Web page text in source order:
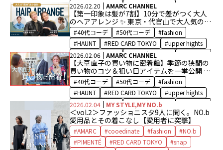
アッパーハイツ
コーディネート
スタイリスト
デニム
デニムスタイル
デニムパンツ
ファッション
レッドカード トーキョー
2026.02.20 AMARC CHANNEL
【第一印象は髪が7割】10分で差がつく大人
のヘアアレンジ ✨ 東京・代官山で大人気のヘ
アサロン「boy Attic」の店長が指南！ショー
ト/ボブ/ミディアム
40代コーデ 50代コーデ
fashion
HAUNT
RED CARD TOKYO
upper hights
アッパーハイツ
コーディネート
ファッション
レッドカード トーキョー
大草直子
買い物
2026.02.06 AMARC CHANNEL
【大草直子の買い物に密着🛍️】季節の狭間の
買い物のコツ＆狙い目アイテムを一挙公開 at
HAUNT DAIKANYAMA
40代コーデ 50代コーデ
fashion
HAUNT
RED CARD TOKYO
upper hights
アッパーハイツ
コーディネート
ファッション
レッドカード トーキョー
大草直子
買い物
2026.02.04 MY STYLE,MY NO.b
＜vol.2＞ファッショニスタ9人に聞く。NO.b
愛用品とその着こなし【愛用者に突撃】
AMARC cooedinate fashion
NO.b
PIMENTÉ
RED CARD TOKYO
snap